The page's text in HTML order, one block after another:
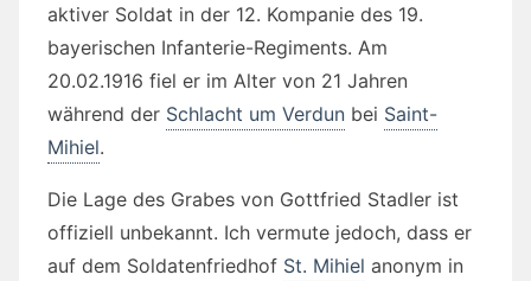
aktiver Soldat in der 12. Kompanie des 19.
bayerischen Infanterie-Regiments. Am
20.02.1916 fiel er im Alter von 21 Jahren
während der Schlacht um Verdun bei Saint-
Mihiel.
Die Lage des Grabes von Gottfried Stadler ist
offiziell unbekannt. Ich vermute jedoch, dass er
auf dem Soldatenfriedhof St. Mihiel anonym in